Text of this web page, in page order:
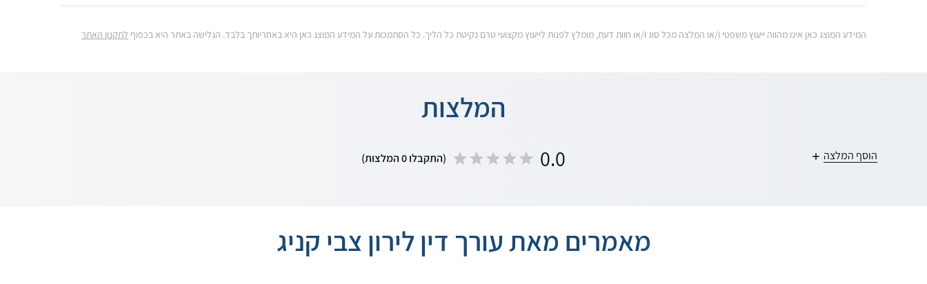
המידע המוצג כאן אינו מהווה ייעוץ משפטי ו/או המלצה מכל סוג ו/או חוות דעת, מומלץ לפנות לייעוץ מקצועי טרם נקיטת כל הליך. כל הסתמכות על המידע המוצג כאן היא באחריותך בלבד. הגלישה באתר היא בכפוף לתקנון האתר
המלצות
הוסף המלצה 0.0 (התקבלו 0 המלצות)
מאמרים מאת עורך דין לירון צבי קניג